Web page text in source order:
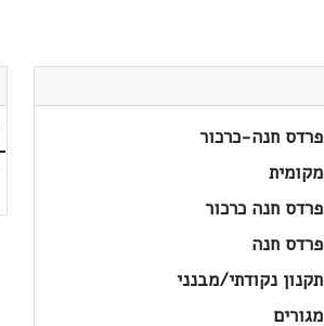
פרדס חנה-כרכור
מקומית
פרדס חנה כרכור
פרדס חנה
תקנון נקודתי/מבנני
מגורים